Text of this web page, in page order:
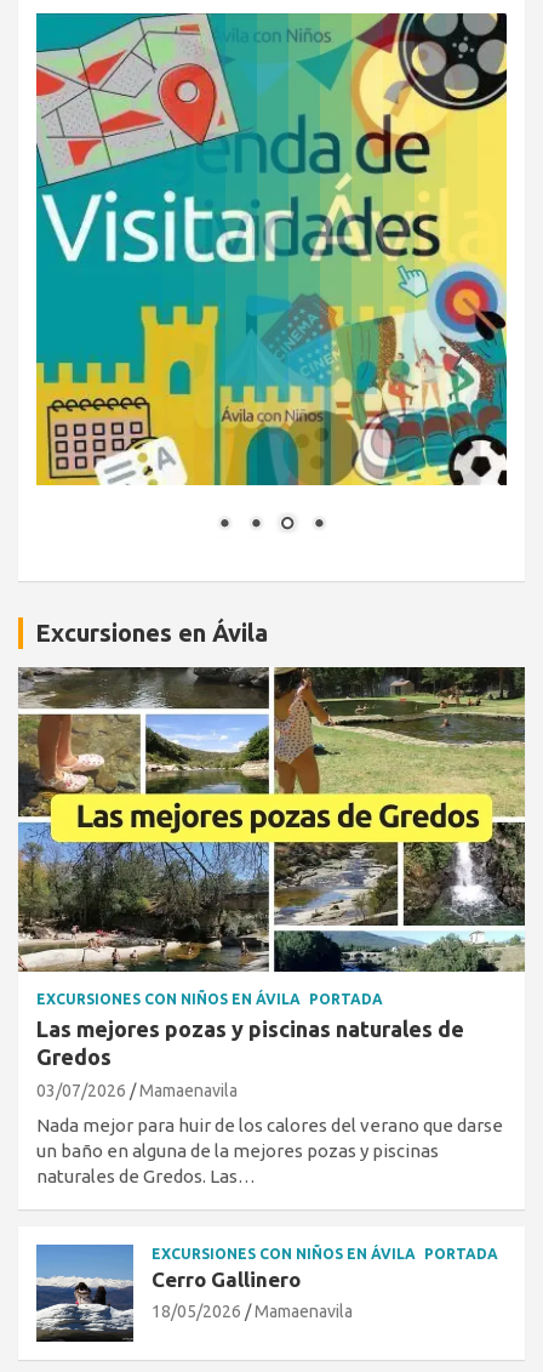
Excursiones en Ávila
EXCURSIONES CON NIÑOS EN ÁVILA PORTADA
Las mejores pozas y piscinas naturales de
Gredos
03/07/2026 Mamaenavila
Nada mejor para huir de los calores del verano que darse
un baño en alguna de la mejores pozas y piscinas
naturales de Gredos. Las…
EXCURSIONES CON NIÑOS EN ÁVILA PORTADA
Cerro Gallinero
18/05/2026 Mamaenavila